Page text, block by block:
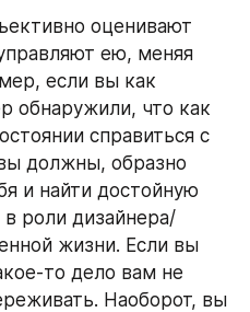
оценивают
ею, меняя
если вы как
обнаружили, что как
справиться с
должны, образно
и найти достойную
в роли дизайнера/
жизни. Если вы
то дело вам не
Наоборот, вы